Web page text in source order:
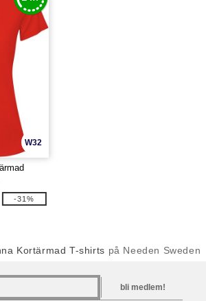
W32
-31%
Kortärmad T-shirts på Needen Sweden
bli medlem!